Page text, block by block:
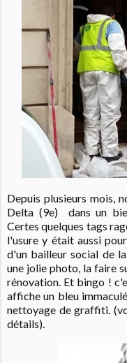
Depuis plusieurs mois,
Delta (9e) dans un
Certes quelques tags
l'usure y était aussi
d'un bailleur social de
une jolie photo, la faire
rénovation. Et bingo !
affiche un bleu
nettoyage de graffiti.
détails).